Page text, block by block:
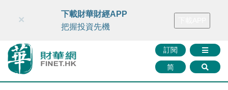
財華智庫網 FINTV FINMETA 財華證券 媒體矩陣
訂閱
简
×
下載財華財經APP
把握投資先機